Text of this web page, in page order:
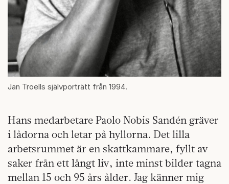
Jan Troells självporträtt från 1994.
Hans medarbetare Paolo Nobis Sandén gräver
i lådorna och letar på hyllorna. Det lilla
arbetsrummet är en skattkammare, fyllt av
saker från ett långt liv, inte minst bilder tagna
mellan 15 och 95 års ålder. Jag känner mig